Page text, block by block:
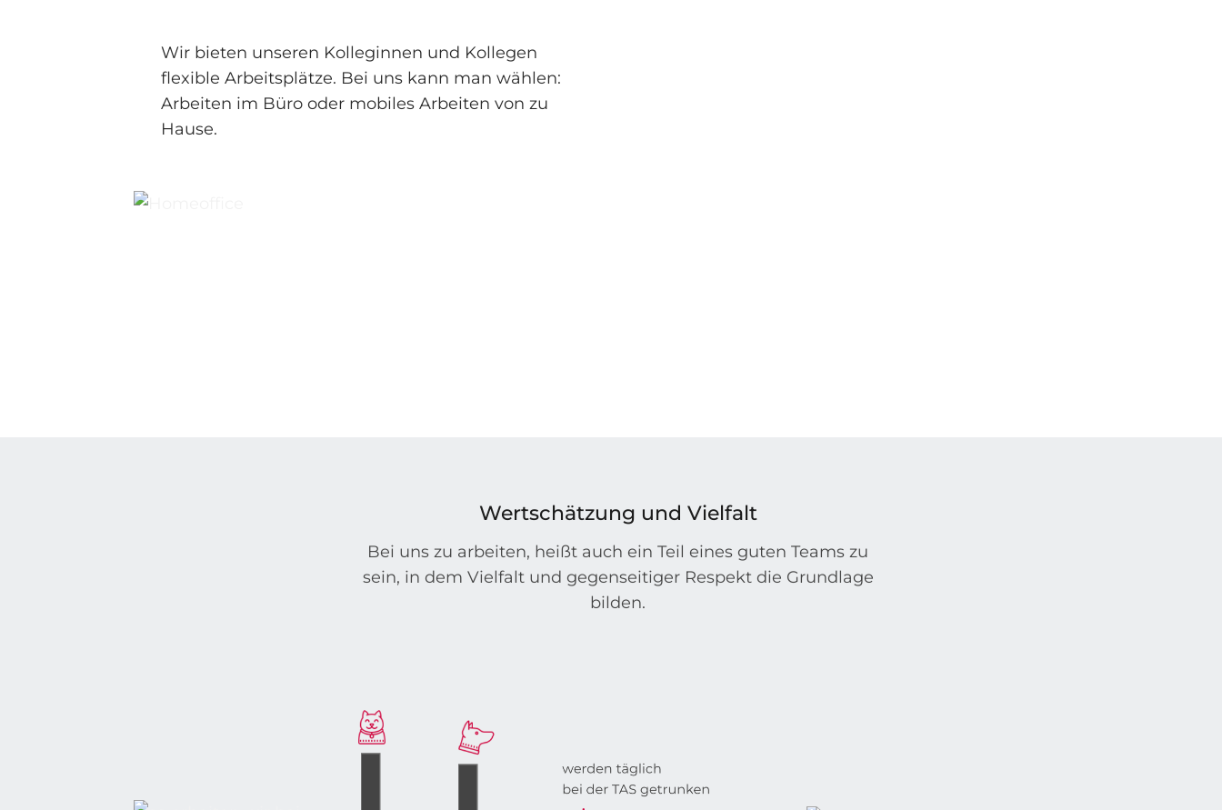
Wir bieten unseren Kolleginnen und Kollegen
flexible Arbeitsplätze. Bei uns kann man wählen:
Arbeiten im Büro oder mobiles Arbeiten von zu
Hause.
Wertschätzung und Vielfalt
Bei uns zu arbeiten, heißt auch ein Teil eines guten Teams zu
sein, in dem Vielfalt und gegenseitiger Respekt die Grundlage
bilden.